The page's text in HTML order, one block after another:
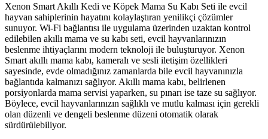
Xenon Smart Akıllı Kedi ve Köpek Mama Su Kabı Seti ile evcil
hayvan sahiplerinin hayatını kolaylaştıran yenilikçi çözümler
sunuyor. Wi-Fi bağlantısı ile uygulama üzerinden uzaktan kontrol
edilebilen akıllı mama ve su kabı seti, evcil hayvanlarınızın
beslenme ihtiyaçlarını modern teknoloji ile buluşturuyor. Xenon
Smart akıllı mama kabı, kameralı ve sesli iletişim özellikleri
sayesinde, evde olmadığınız zamanlarda bile evcil hayvanınızla
bağlantıda kalmanızı sağlıyor. Akıllı mama kabı, belirlenen
porsiyonlarda mama servisi yaparken, su pınarı ise taze su sağlıyor.
Böylece, evcil hayvanlarınızın sağlıklı ve mutlu kalması için gerekli
olan düzenli ve dengeli beslenme düzeni otomatik olarak
sürdürülebiliyor.